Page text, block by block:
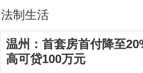
法制生活
温州：首套房首付降至
高可贷100万元